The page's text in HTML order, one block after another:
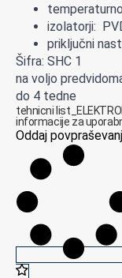
izolatorji:
priključni
Šifra: SHC 1
na voljo
do 4 tedne
tehnicni
informacije za
Oddaj